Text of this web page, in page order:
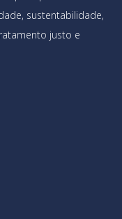
sustentabilidade,
justo e